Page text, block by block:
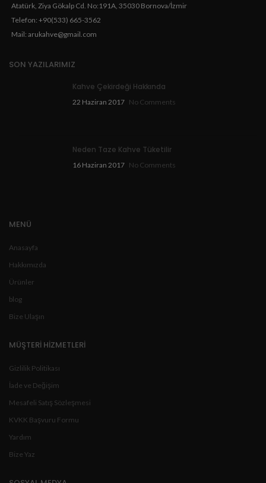
Atatürk, Ziya Gökalp Cd. No:191A, 35030 Bornova/İzmir
Telefon: +90(533) 665-3562
Mail: arukahve@gmail.com
SON YAZILARIMIZ
Kahve Çekirdeği Hakkında
22 Haziran 2017 No Comments
Neden Taze Kahve Tüketilir
16 Haziran 2017 No Comments
MENÜ
Anasayfa
Hakkımızda
Ürünler
blog
Bize Ulaşın
MÜŞTERİ HİZMETLERİ
Gizlilik Politikası
İade ve Değişim
Mesafeli Satış Sözleşmesi
KVKK Başvuru Formu
Yardım
Bize Yaz